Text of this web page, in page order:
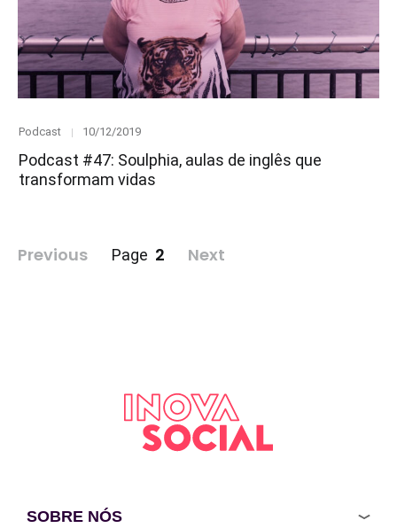
Category
Podcast
Posted
10/12/2019
Podcast #47: Soulphia, aulas de inglês que
transformam vidas
Paginação
Previous Page 2 Next
SOBRE NÓS